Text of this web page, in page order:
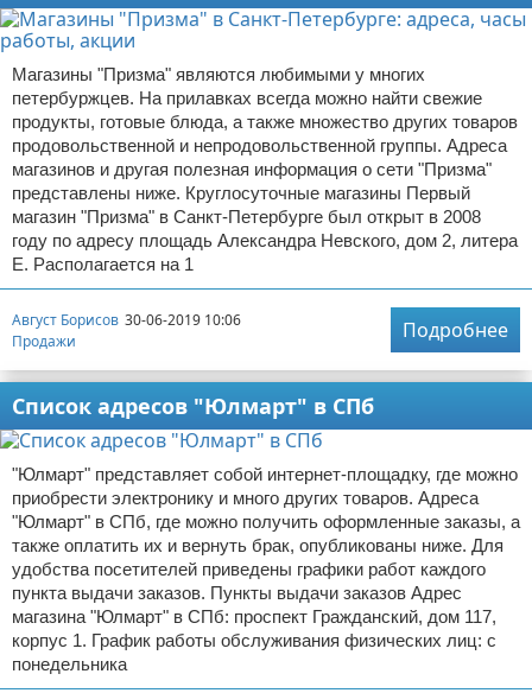
Магазины "Призма" являются любимыми у многих
петербуржцев. На прилавках всегда можно найти свежие
продукты, готовые блюда, а также множество других товаров
продовольственной и непродовольственной группы. Адреса
магазинов и другая полезная информация о сети "Призма"
представлены ниже. Круглосуточные магазины Первый
магазин "Призма" в Санкт-Петербурге был открыт в 2008
году по адресу площадь Александра Невского, дом 2, литера
Е. Располагается на 1
Август Борисов 30-06-2019 10:06
Продажи
Подробнее
Список адресов "Юлмарт" в СПб
"Юлмарт" представляет собой интернет-площадку, где можно
приобрести электронику и много других товаров. Адреса
"Юлмарт" в СПб, где можно получить оформленные заказы, а
также оплатить их и вернуть брак, опубликованы ниже. Для
удобства посетителей приведены графики работ каждого
пункта выдачи заказов. Пункты выдачи заказов Адрес
магазина "Юлмарт" в СПб: проспект Гражданский, дом 117,
корпус 1. График работы обслуживания физических лиц: с
понедельника